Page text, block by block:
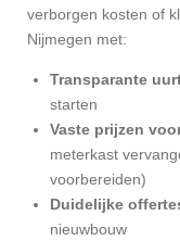
verborgen kosten of
Nijmegen met:
Transparante
starten
Vaste prijzen
meterkast
voorbereiden)
Duidelijke
nieuwbouw